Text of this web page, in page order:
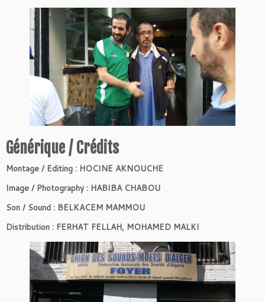
Générique / Crédits
Montage / Editing : HOCINE AKNOUCHE
Image / Photography : HABIBA CHABOU
Son / Sound : BELKACEM MAMMOU
Distribution : FERHAT FELLAH, MOHAMED MALKI